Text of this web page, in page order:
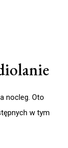
nocleg. Oto
w tym